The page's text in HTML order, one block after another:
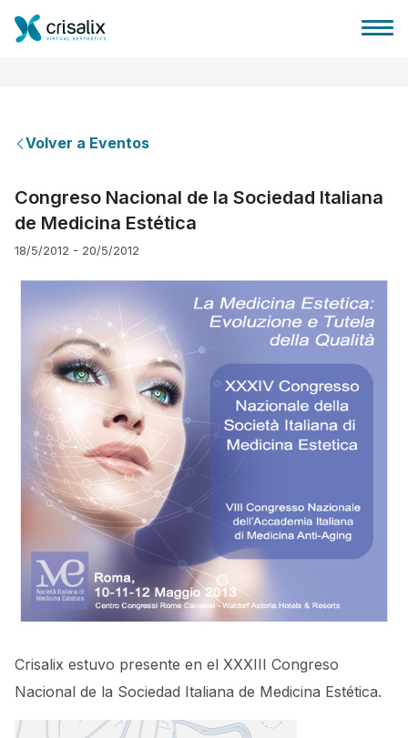
Planes y Precios
Reseñas de pacientes
Volver a Eventos
Congreso Nacional de la Sociedad Italiana
de Medicina Estética
18/5/2012 - 20/5/2012
Crisalix estuvo presente en el XXXIII Congreso
Nacional de la Sociedad Italiana de Medicina Estética.